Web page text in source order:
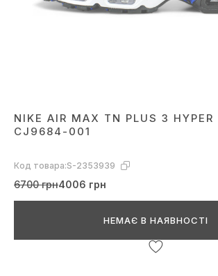
NIKE AIR MAX TN PLUS 3 HYPER
CJ9684-001
Код товара:S-2353939
6700 грн4006 грн
НЕМАЄ В НАЯВНОСТІ